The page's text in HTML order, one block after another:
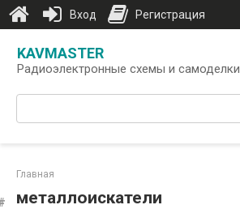
контенту
KAVMASTER
Радиоэлектронные схемы и самоделки
Поиск:
Главная
металлоискатели
Вход Регистрация